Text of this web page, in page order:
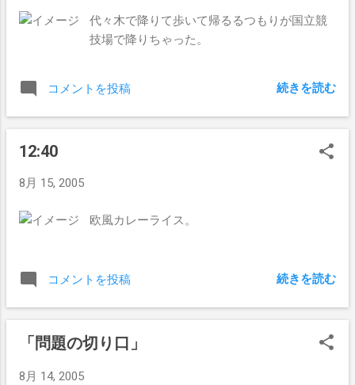
代々木で降りて歩いて帰るるつもりが国立競
技場で降りちゃった。
コメントを投稿 続きを読む
12:40
8月 15, 2005
欧風カレーライス。
コメントを投稿 続きを読む
「問題の切り口」
8月 14, 2005